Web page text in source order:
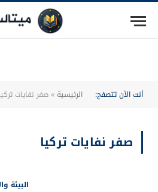
أنت الآن تتصفح: الرئيسية»صفر نفايات
صفر نفايات تركيا
البيئة